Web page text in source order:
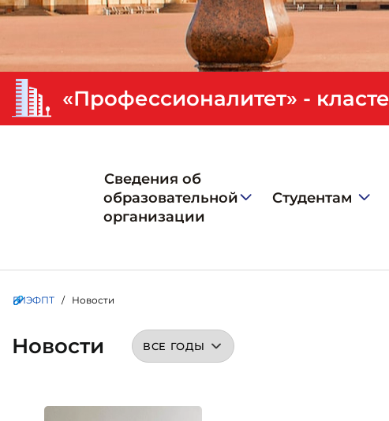
Сведения об
образовательной
организации
Студентам
ГИЭФПТ / Новости
Новости